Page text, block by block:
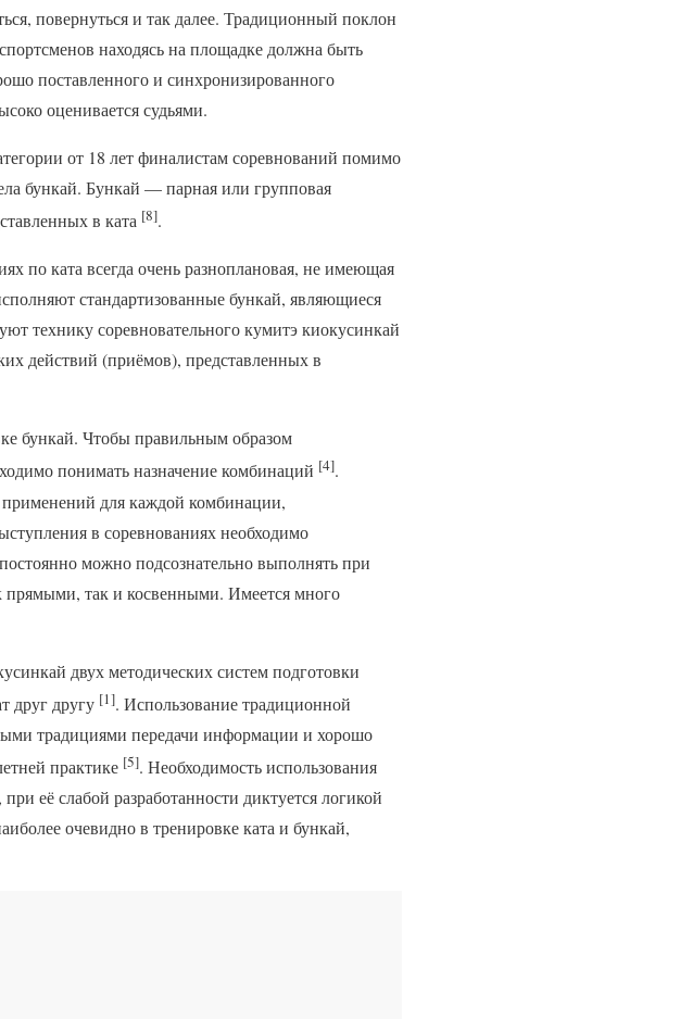
повернуться и так далее. Традиционный поклон
находясь на площадке должна быть
поставленного и синхронизированного
оценивается судьями.
от 18 лет финалистам соревнований помимо
бункай. Бункай — парная или групповая
в ката [8].
по ката всегда очень разноплановая, не имеющая
стандартизованные бункай, являющиеся
технику соревновательного кумитэ киокусинкай
действий (приёмов), представленных в
бункай. Чтобы правильным образом
понимать назначение комбинаций [4].
для каждой комбинации,
в соревнованиях необходимо
можно подсознательно выполнять при
так и косвенными. Имеется много
двух методических систем подготовки
друг другу [1]. Использование традиционной
традициями передачи информации и хорошо
практике [5]. Необходимость использования
её слабой разработанности диктуется логикой
очевидно в тренировке ката и бункай,